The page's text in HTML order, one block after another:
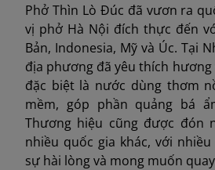
Phở Thìn Lò Đúc đã vươn ra
vị phở Hà Nội đích thực đến
Bản, Indonesia, Mỹ và Úc. Tại
địa phương đã yêu thích hương
đặc biệt là nước dùng thơm
mềm, góp phần quảng bá
Thương hiệu cũng được đón
nhiều quốc gia khác, với
sự hài lòng và mong muốn